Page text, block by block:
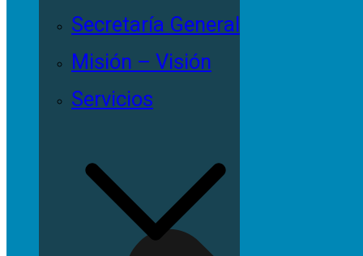
Secretaría General
Misión – Visión
Servicios